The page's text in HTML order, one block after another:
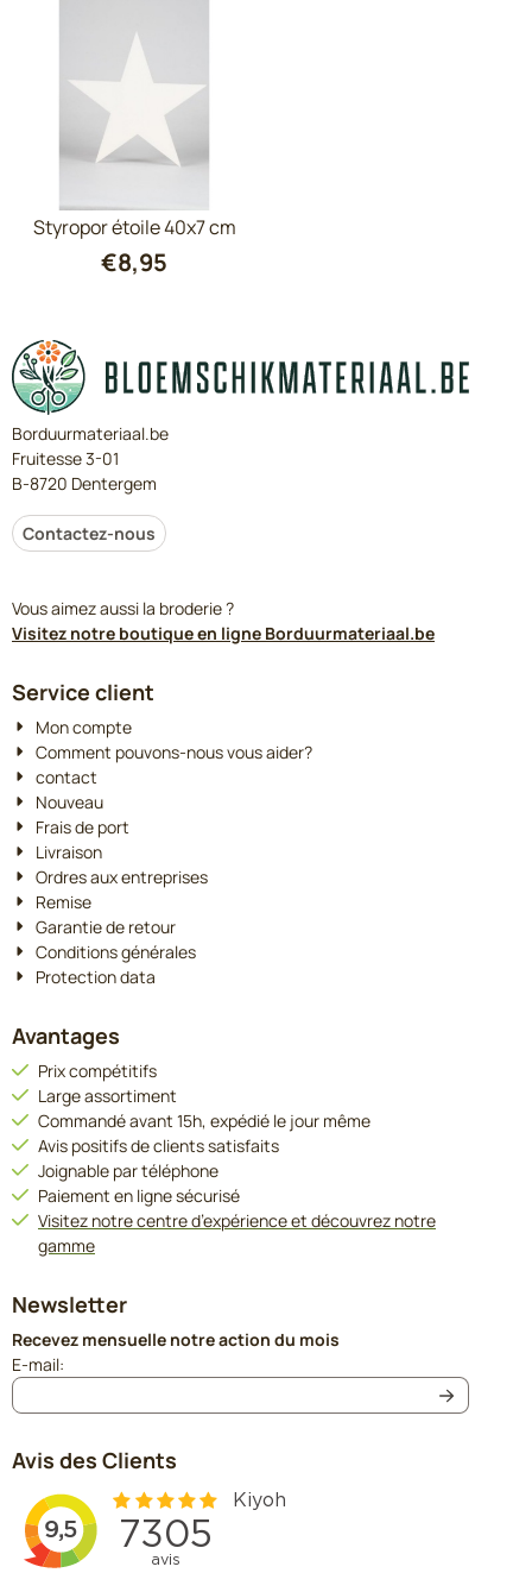
Styropor étoile 40x7 cm
€8,95
Borduurmateriaal.be
Fruitesse 3-01
B-8720 Dentergem
Contactez-nous
Vous aimez aussi la broderie ?
Visitez notre boutique en ligne Borduurmateriaal.be
Service client
Mon compte
Comment pouvons-nous vous aider?
contact
Nouveau
Frais de port
Livraison
Ordres aux entreprises
Remise
Garantie de retour
Conditions générales
Protection data
Avantages
Prix compétitifs
Large assortiment
Commandé avant 15h, expédié le jour même
Avis positifs de clients satisfaits
Joignable par téléphone
Paiement en ligne sécurisé
Visitez notre centre d’expérience et découvrez notre
gamme
Newsletter
Recevez mensuelle notre action du mois
E-mail:
Avis des Clients